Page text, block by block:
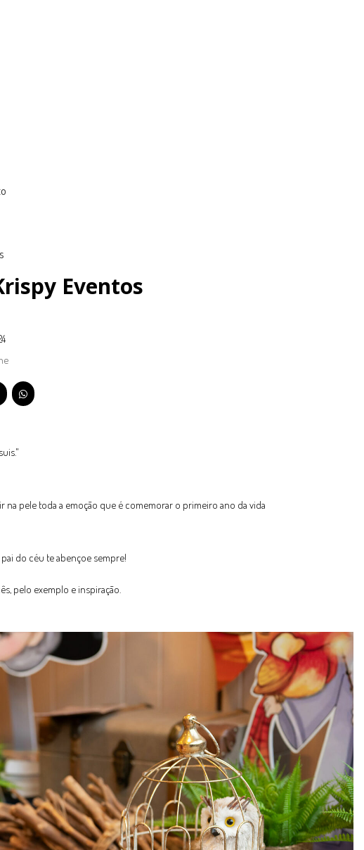
Eventos
pele toda a emoção que é comemorar o primeiro ano da vida
do céu te abençoe sempre!
pelo exemplo e inspiração.